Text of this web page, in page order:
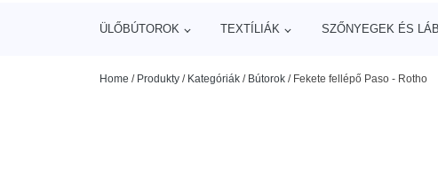
ÜLŐBÚTOROK TEXTÍLIÁK SZŐNYEGEK ÉS
Home / Produkty / Kategóriák / Bútorok / Fekete fellépő Paso - Rotho